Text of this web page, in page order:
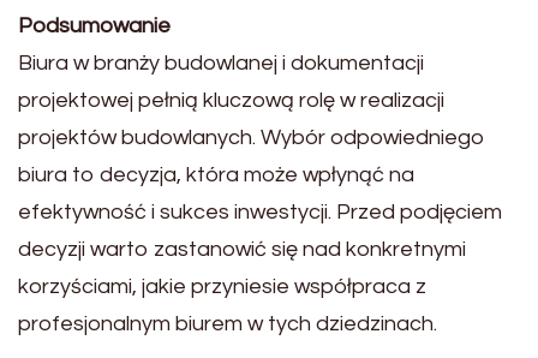
Podsumowanie
Biura w branży budowlanej i dokumentacji
projektowej pełnią kluczową rolę w realizacji
projektów budowlanych. Wybór odpowiedniego
biura to decyzja, która może wpłynąć na
efektywność i sukces inwestycji. Przed podjęciem
decyzji warto zastanowić się nad konkretnymi
korzyściami, jakie przyniesie współpraca z
profesjonalnym biurem w tych dziedzinach.